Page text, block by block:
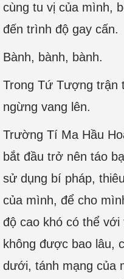
cùng tu vị của mình,
đến trình độ gay cấn.
Bành, bành, bành.
Trong Tứ Tượng trận
ngừng vang lên.
Trường Tí Ma Hầu
bắt đầu trở nên táo
sử dụng bí pháp,
của mình, để cho
độ cao khó có thể
không được bao lâu,
dưới, tánh mạng của